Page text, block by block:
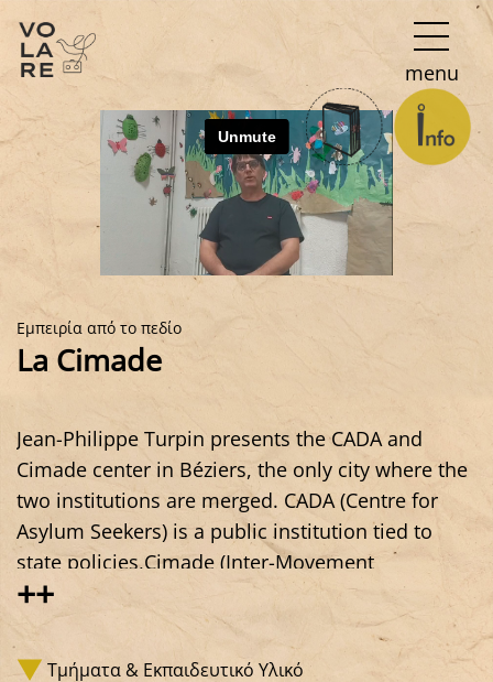
Κύρια
πλοήγηση
menu
Εμπειρία από το πεδίο
La Cimade
Jean-Philippe Turpin presents the CADA and
Cimade center in Béziers, the only city where the
two institutions are merged. CADA (Centre for
Asylum Seekers) is a public institution tied to
state policies,Cimade (Inter-Movement
Committee for Aid to Evacuees) is an activist
association defending the rights of migrants.
How can one offer a place where people, in
++
Τμήματα & Εκπαιδευτικό Υλικό